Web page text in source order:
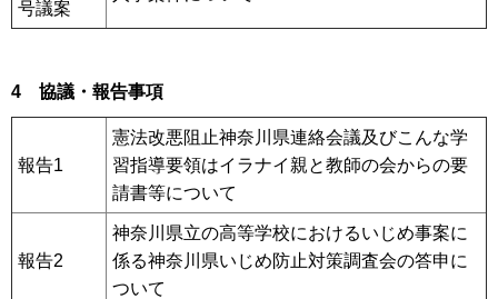
号議案
4 協議・報告事項
報告1
憲法改悪阻止神奈川県連絡会議及びこんな学
習指導要領はイラナイ親と教師の会からの要
請書等について
報告2
神奈川県立の高等学校におけるいじめ事案に
係る神奈川県いじめ防止対策調査会の答申に
ついて